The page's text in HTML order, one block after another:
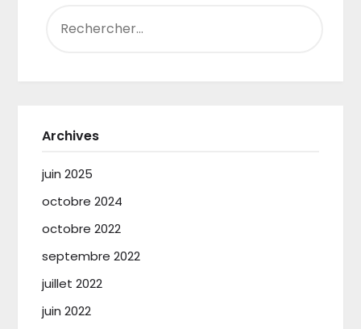
Archives
juin 2025
octobre 2024
octobre 2022
septembre 2022
juillet 2022
juin 2022